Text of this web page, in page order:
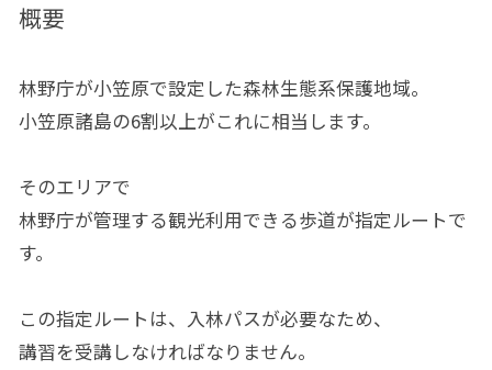
概要
林野庁が小笠原で設定した森林生態系保護地域。
小笠原諸島の6割以上がこれに相当します。
そのエリアで
林野庁が管理する観光利用できる歩道が指定ルートで
す。
この指定ルートは、入林パスが必要なため、
講習を受講しなければなりません。